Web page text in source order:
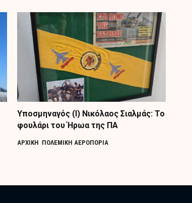
Υποσμηναγός (Ι) Νικόλαος Σιαλμάς: Το
φουλάρι του Ήρωα της ΠΑ
ΑΡΧΙΚΗ ΠΟΛΕΜΙΚΗ ΑΕΡΟΠΟΡΙΑ